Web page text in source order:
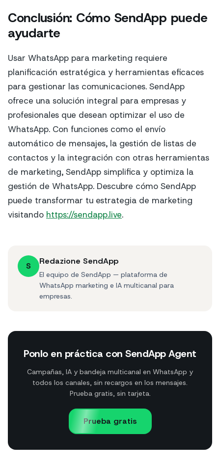
Conclusión: Cómo SendApp puede
ayudarte
Usar WhatsApp para marketing requiere
planificación estratégica y herramientas eficaces
para gestionar las comunicaciones. SendApp
ofrece una solución integral para empresas y
profesionales que desean optimizar el uso de
WhatsApp. Con funciones como el envío
automático de mensajes, la gestión de listas de
contactos y la integración con otras herramientas
de marketing, SendApp simplifica y optimiza la
gestión de WhatsApp. Descubre cómo SendApp
puede transformar tu estrategia de marketing
visitando https://sendapp.live.
S Redazione SendApp
El equipo de SendApp — plataforma de
WhatsApp marketing e IA multicanal para
empresas.
Ponlo en práctica con SendApp Agent
Campañas, IA y bandeja multicanal en WhatsApp y
todos los canales, sin recargos en los mensajes.
Prueba gratis, sin tarjeta.
Prueba gratis